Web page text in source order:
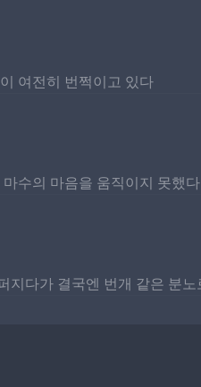
여전히 번쩍이고 있다
수의 마음을 움직이지 못했다
지다가 결국엔 번개 같은 분